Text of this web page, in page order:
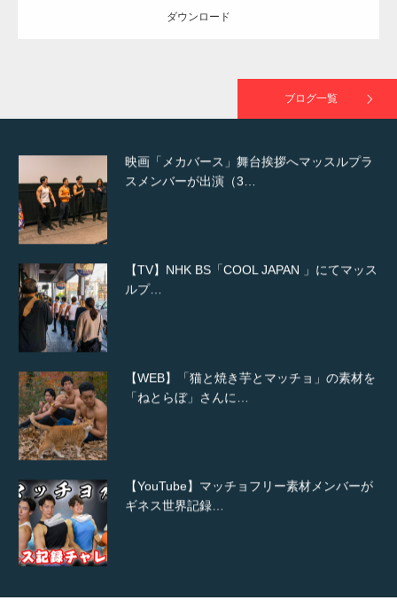
ダウンロード
ブログ一覧
映画「メカバース」舞台挨拶へマッスルプラ
スメンバーが出演（3…
【TV】NHK BS「COOL JAPAN 」にてマッス
ルプ…
【WEB】「猫と焼き芋とマッチョ」の素材を
「ねとらぼ」さんに…
【YouTube】マッチョフリー素材メンバーが
ギネス世界記録…